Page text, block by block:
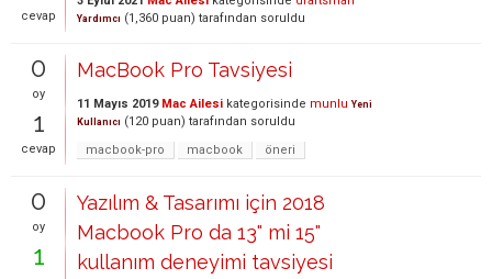
cevap Yardımcı (1,360 puan) tarafından soruldu
0
oy
1
cevap
MacBook Pro Tavsiyesi
11 Mayıs 2019 Mac Ailesi kategorisinde munlu Yeni
Kullanıcı (120 puan) tarafından soruldu
macbook-pro
macbook öneri
0
oy
1
Yazılım & Tasarımı için 2018
Macbook Pro da 13" mi 15"
kullanım deneyimi tavsiyesi